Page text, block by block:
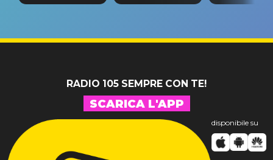
riconferma
fino alla
RADIO 105 SEMPRE CON TE!
SCARICA L'APP
disponibile su